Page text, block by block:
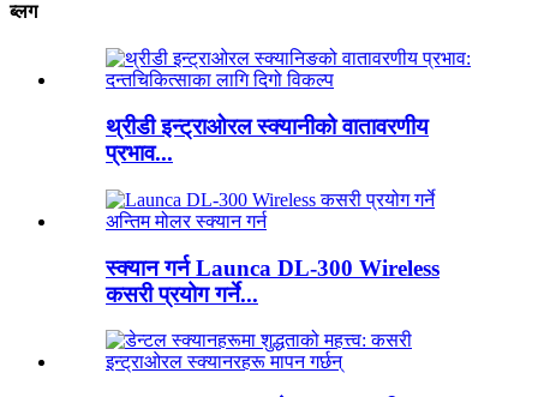
ब्लग
थ्रीडी इन्ट्राओरल स्क्यानीको वातावरणीय
प्रभाव...
स्क्यान गर्न Launca DL-300 Wireless
कसरी प्रयोग गर्ने...